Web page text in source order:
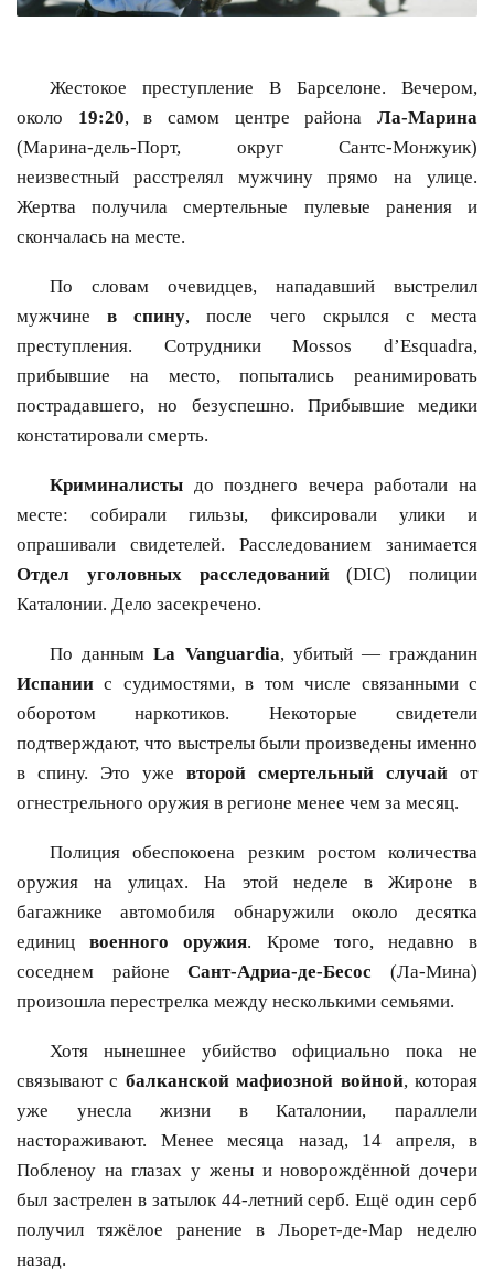
Жестокое преступление В Барселоне. Вечером,
около 19:20, в самом центре районаЛа-Марина
(Марина-дель-Порт, округ Сантс-Монжуик)
неизвестный расстрелял мужчину прямо на улице.
Жертва получила смертельные пулевые ранения и
скончалась на месте.
По словам очевидцев, нападавший выстрелил
мужчинев спину, после чего скрылся с места
преступления. Сотрудники Mossos d’Esquadra,
прибывшие на место, попытались реанимировать
пострадавшего, но безуспешно. Прибывшие медики
констатировали смерть.
Криминалисты до позднего вечера работали на
месте: собирали гильзы, фиксировали улики и
опрашивали свидетелей. Расследованием занимается
Отдел уголовных расследований(DIC) полиции
Каталонии. Дело засекречено.
По даннымLa Vanguardia, убитый — гражданин
Испании с судимостями, в том числе связанными с
оборотом наркотиков. Некоторые свидетели
подтверждают, что выстрелы были произведены именно
в спину. Это уже второй смертельный случай от
огнестрельного оружия в регионе менее чем за месяц.
Полиция обеспокоена резким ростом количества
оружия на улицах. На этой неделе в Жироне в
багажнике автомобиля обнаружили около десятка
единицвоенного оружия. Кроме того, недавно в
соседнем районеСант-Адриа-де-Бесос (Ла-Мина)
произошла перестрелка между несколькими семьями.
Хотя нынешнее убийство официально пока не
связывают с балканской мафиозной войной, которая
уже унесла жизни в Каталонии, параллели
настораживают. Менее месяца назад, 14 апреля, в
Побленоу на глазах у жены и новорождённой дочери
был застрелен в затылок 44-летний серб. Ещё один серб
получил тяжёлое ранение в Льорет-де-Мар неделю
назад.